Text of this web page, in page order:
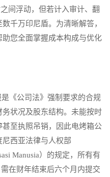
间浮动，但若计入审计、翻
千万印尼盾。为清晰解答，
您全面掌握成本构成与优化
《公司法》强制要求的合规
状况及股东结构。未能按时
至执照吊销，因此电烤箱公
西亚法律与人权部
Manusia）的规定，所有有
需在财年结束后六个月内提交